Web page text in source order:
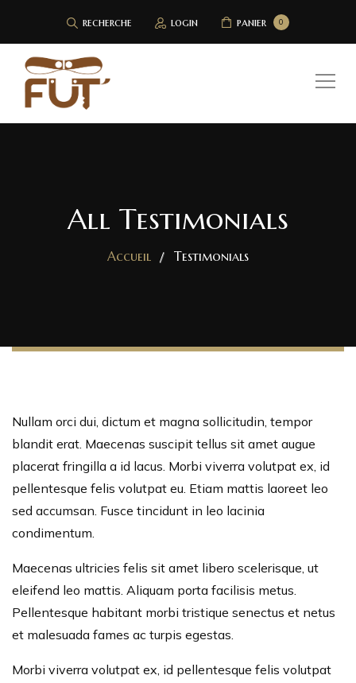
recherche login 0
panier
All Testimonials
Accueil Testimonials
Nullam orci dui, dictum et magna sollicitudin, tempor
blandit erat. Maecenas suscipit tellus sit amet augue
placerat fringilla a id lacus. Morbi viverra volutpat ex, id
pellentesque felis volutpat eu. Etiam mattis laoreet leo
sed accumsan. Fusce tincidunt in leo lacinia
condimentum.
Maecenas ultricies felis sit amet libero scelerisque, ut
eleifend leo mattis. Aliquam porta facilisis metus.
Pellentesque habitant morbi tristique senectus et netus
et malesuada fames ac turpis egestas.
Morbi viverra volutpat ex, id pellentesque felis volutpat